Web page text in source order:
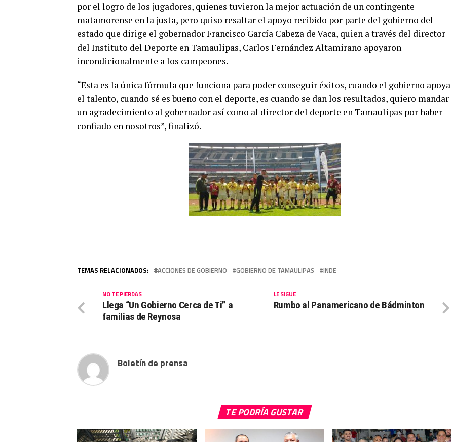
por el logro de los jugadores, quienes tuvieron la mejor actuación de un contingente
matamorense en la justa, pero quiso resaltar el apoyo recibido por parte del gobierno del
estado que dirige el gobernador Francisco García Cabeza de Vaca, quien a través del director
del Instituto del Deporte en Tamaulipas, Carlos Fernández Altamirano apoyaron
incondicionalmente a los campeones.
“Esta es la única fórmula que funciona para poder conseguir éxitos, cuando el gobierno apoya
el talento, cuando sé es bueno con el deporte, es cuando se dan los resultados, quiero mandar
un agradecimiento al gobernador así como al director del deporte en Tamaulipas por haber
confiado en nosotros”, finalizó.
TEMAS RELACIONADOS: ACCIONES DE GOBIERNO GOBIERNO DE TAMAULIPAS INDE
LE SIGUE
Rumbo al Panamericano de Bádminton
NO TE PIERDAS
Llega “Un Gobierno Cerca de Ti” a
familias de Reynosa
Boletín de prensa
TE PODRÍA GUSTAR